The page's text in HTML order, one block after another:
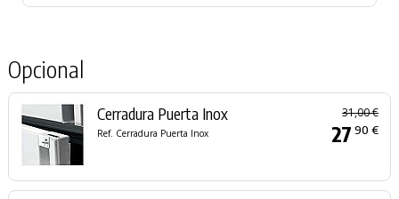
Opcional
Cerradura Puerta Inox
Ref. Cerradura Puerta Inox
31,00 €
27 90 €